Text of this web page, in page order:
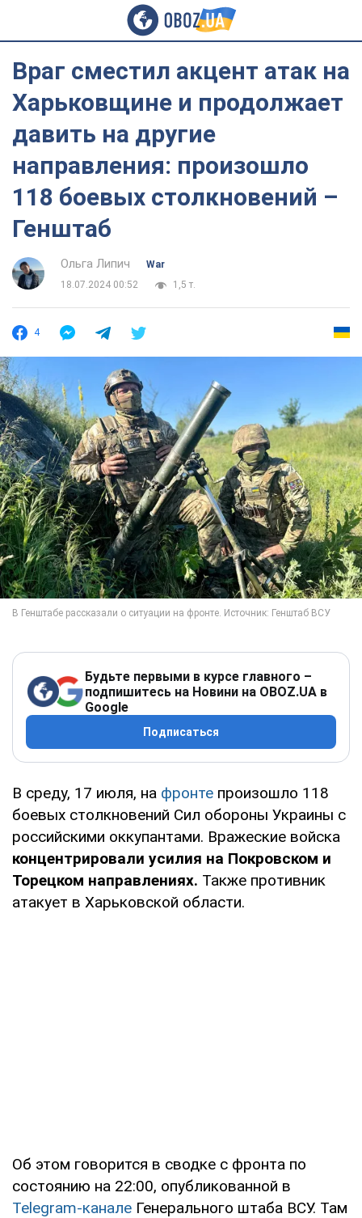
Враг сместил акцент атак на
Харьковщине и продолжает
давить на другие
направления: произошло
118 боевых столкновений –
Генштаб
Ольга Липич
War
18.07.2024 00:52
1,5 т.
4
Будьте первыми в курсе главного –
подпишитесь на Новини на OBOZ.UA в
Google
Подписаться
В среду, 17 июля, на фронте произошло 118
боевых столкновений Сил обороны Украины с
российскими оккупантами. Вражеские войска
концентрировали усилия на Покровском и
Торецком направлениях. Также противник
атакует в Харьковской области.
Об этом говорится в сводке с фронта по
состоянию на 22:00, опубликованной в
Telegram-канале Генерального штаба ВСУ. Там